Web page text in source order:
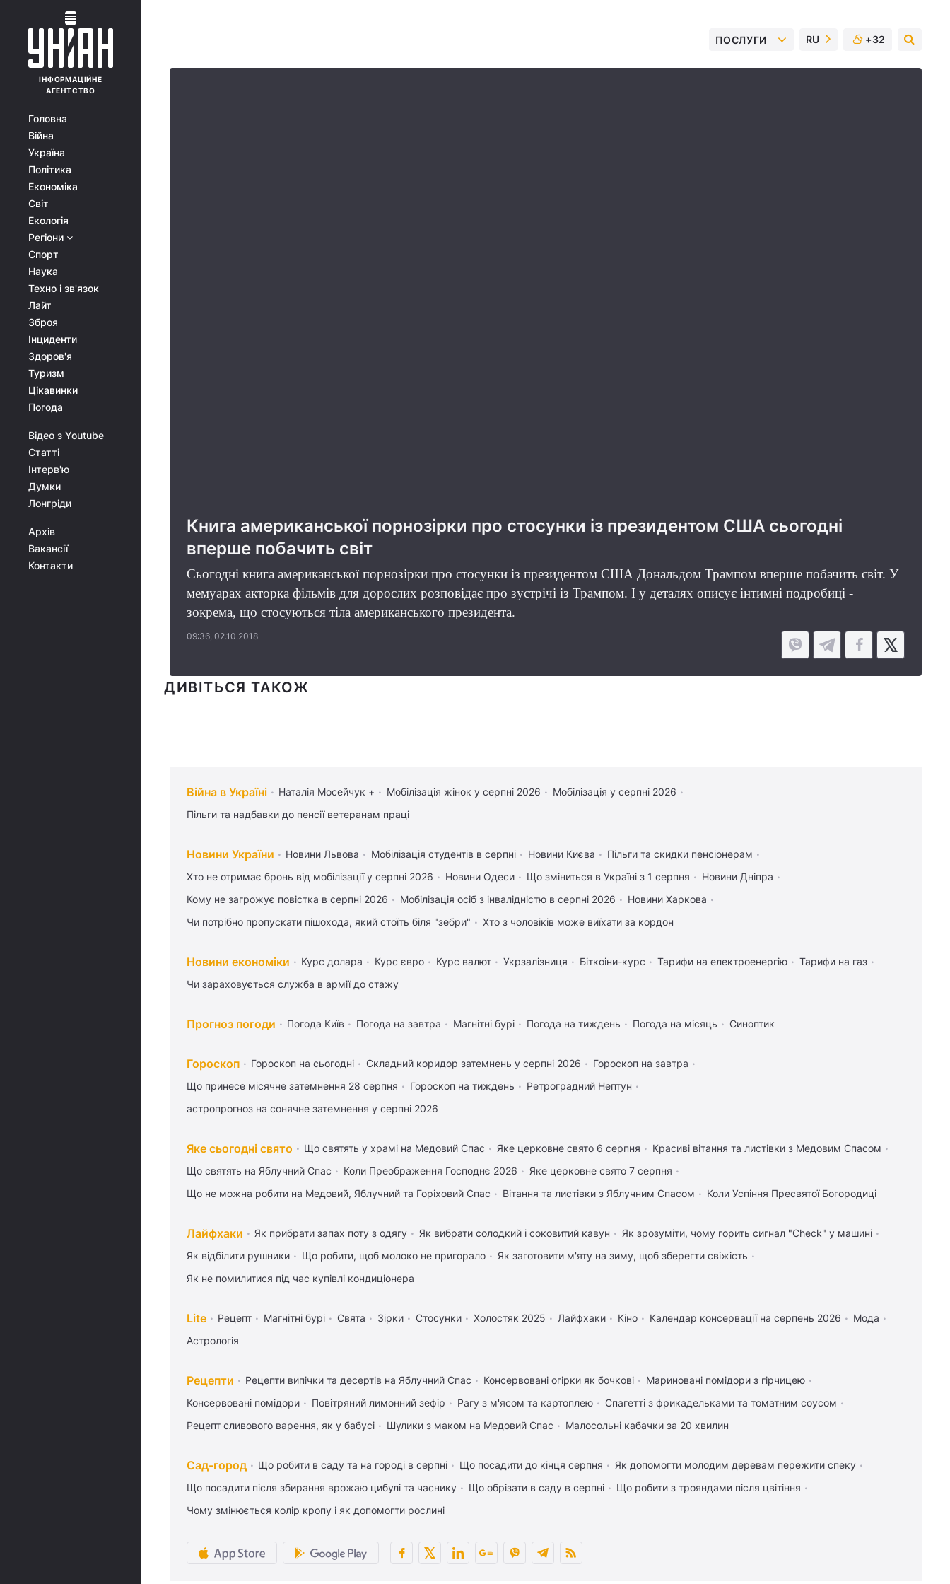
ІНФОРМАЦІЙНЕ
АГЕНТСТВО
Головна
Війна
Україна
Політика
Економіка
Світ
Екологія
Регіони
Спорт
Наука
Техно і зв'язок
Лайт
Зброя
Інциденти
Здоров'я
Туризм
Цікавинки
Погода
Відео з Youtube
Статті
Інтерв'ю
Думки
Лонгріди
Архів
Вакансії
Контакти
ПОСЛУГИ RU +32
Книга американської порнозірки про стосунки із президентом США сьогодні
вперше побачить світ
Сьогодні книга американської порнозірки про стосунки із президентом США Дональдом Трампом вперше побачить світ. У
мемуарах акторка фільмів для дорослих розповідає про зустрічі із Трампом. І у деталях описує інтимні подробиці -
зокрема, що стосуються тіла американського президента.
09:36, 02.10.2018
ДИВІТЬСЯ ТАКОЖ
Війна в Україні Наталія Мосейчук + Мобілізація жінок у серпні 2026
Мобілізація у серпні 2026
Пільги та надбавки до пенсії ветеранам праці
Новини України Новини Львова Мобілізація студентів в серпні Новини Києва
Пільги та скидки пенсіонерам
Хто не отримає бронь від мобілізації у серпні 2026
Новини Одеси Що зміниться в Україні з 1 серпня
Новини Дніпра
Кому не загрожує повістка в серпні 2026
Мобілізація осіб з інвалідністю в серпні 2026
Новини Харкова
Чи потрібно пропускати пішохода, який стоїть біля "зебри"
Хто з чоловіків може виїхати за кордон
Новини економіки Курс долара Курс євро Курс валют Укрзалізниця Біткоіни-курс Тарифи на електроенергію
Тарифи на газ
Чи зараховується служба в армії до стажу
Прогноз погоди Погода Київ Погода на завтра Магнітні бурі Погода на тиждень Погода на місяць Синоптик
Гороскоп Гороскоп на сьогодні Складний коридор затемнень у серпні 2026
Гороскоп на завтра
Що принесе місячне затемнення 28 серпня
Гороскоп на тиждень
Ретроградний Нептун
астропрогноз на сонячне затемнення у серпні 2026
Яке сьогодні свято Що святять у храмі на Медовий Спас Яке церковне свято 6 серпня
Красиві вітання та листівки з Медовим Спасом
Що святять на Яблучний Спас
Коли Преображення Господнє 2026
Яке церковне свято 7 серпня
Що не можна робити на Медовий, Яблучний та Горіховий Спас
Вітання та листівки з Яблучним Спасом Коли Успіння Пресвятої Богородиці
Лайфхаки Як прибрати запах поту з одягу Як вибрати солодкий і соковитий кавун
Як зрозуміти, чому горить сигнал "Check" у машині
Як відбілити рушники
Що робити, щоб молоко не пригорало
Як заготовити м'яту на зиму, щоб зберегти свіжість
Як не помилитися під час купівлі кондиціонера
Lite Рецепт Магнітні бурі Свята Зірки Стосунки Холостяк 2025 Лайфхаки Кіно Календар консервації на серпень 2026
Мода
Астрологія
Рецепти Рецепти випічки та десертів на Яблучний Спас Консервовані огірки як бочкові
Мариновані помідори з гірчицею
Консервовані помідори
Повітряний лимонний зефір Рагу з м'ясом та картоплею
Спагетті з фрикадельками та томатним соусом
Рецепт сливового варення, як у бабусі
Шулики з маком на Медовий Спас Малосольні кабачки за 20 хвилин
Сад-город Що робити в саду та на городі в серпні Що посадити до кінця серпня
Як допомогти молодим деревам пережити спеку
Що посадити після збирання врожаю цибулі та часнику
Що обрізати в саду в серпні
Що робити з трояндами після цвітіння
Чому змінюється колір кропу і як допомогти рослині